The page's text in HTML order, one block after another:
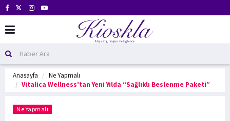
Anasayfa
Ne Yapmalı
Vitalica Wellness'tan Yeni Yılda “Sağlıklı Beslenme Paketi”
Ne Yapmalı